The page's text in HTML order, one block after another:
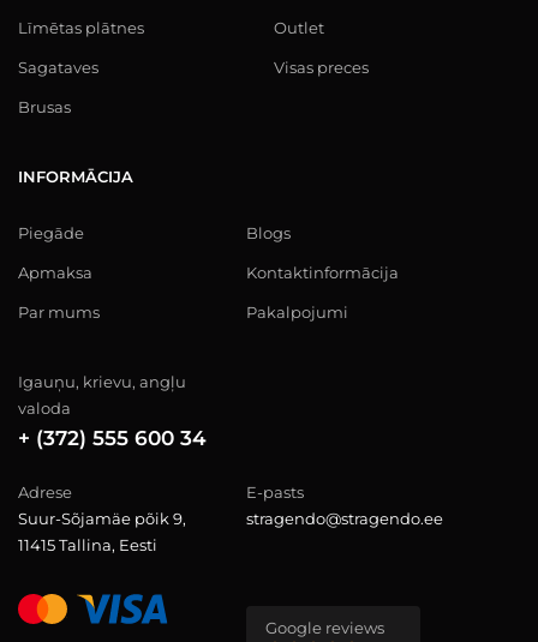
Līmētas plātnes
Sagataves
Brusas
Outlet
Visas preces
INFORMĀCIJA
Piegāde
Apmaksa
Par mums
Blogs
Kontaktinformācija
Pakalpojumi
Igauņu, krievu, angļu
valoda
+ (372) 555 600 34
Adrese
Suur-Sõjamäe põik 9,
11415 Tallina, Eesti
E-pasts
stragendo@stragendo.ee
Google reviews